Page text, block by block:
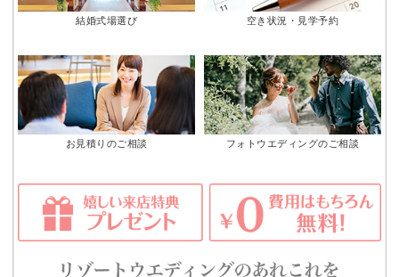
結婚式場選び 空き状況・見学予約
お見積りのご相談 フォトウエディングのご相談